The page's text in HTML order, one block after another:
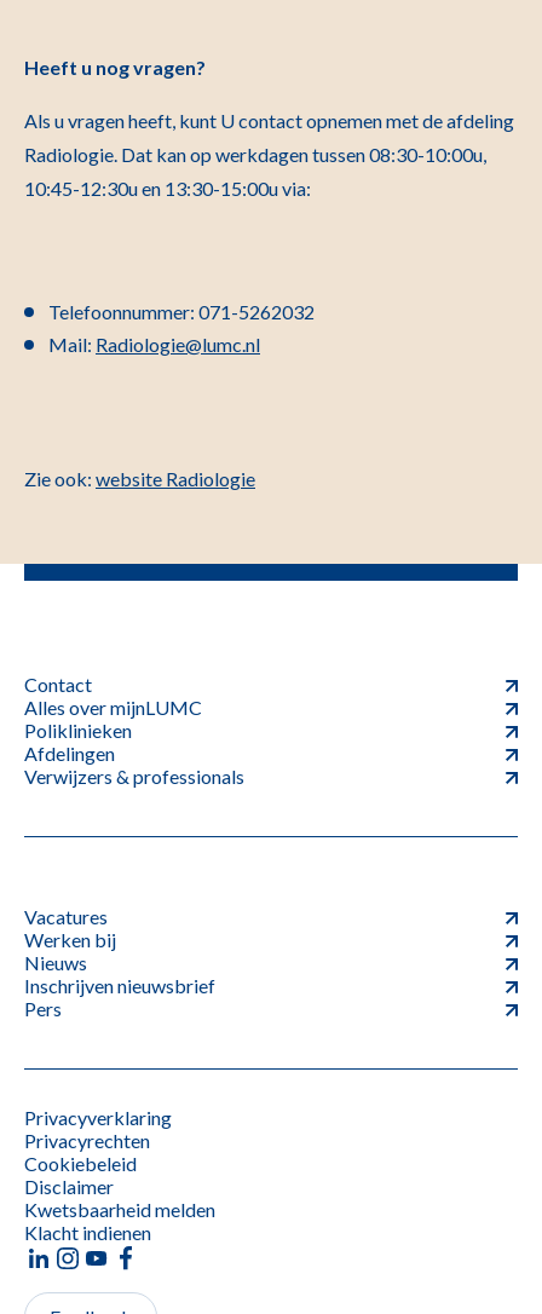
Heeft u nog vragen?
Als u vragen heeft, kunt U contact opnemen met de afdeling
Radiologie. Dat kan op werkdagen tussen 08:30-10:00u,
10:45-12:30u en 13:30-15:00u via:
Telefoonnummer: 071-5262032
Mail: Radiologie@lumc.nl
Zie ook: website Radiologie
Contact
Alles over mijnLUMC
Poliklinieken
Afdelingen
Verwijzers & professionals
Vacatures
Werken bij
Nieuws
Inschrijven nieuwsbrief
Pers
Privacyverklaring
Privacyrechten
Cookiebeleid
Disclaimer
Kwetsbaarheid melden
Klacht indienen